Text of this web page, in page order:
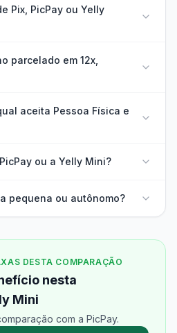
Pix, PicPay ou Yelly
parcelado em 12x,
aceita Pessoa Física e
ou a Yelly Mini?
pequena ou autônomo?
DESTA COMPARAÇÃO
nesta
Mini
com a PicPay.